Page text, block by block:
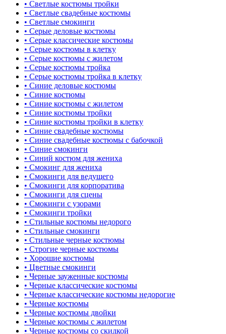
• Светлые костюмы тройки
• Светлые свадебные костюмы
• Светлые смокинги
• Серые деловые костюмы
• Серые классические костюмы
• Серые костюмы в клетку
• Серые костюмы с жилетом
• Серые костюмы тройка
• Серые костюмы тройка в клетку
• Синие деловые костюмы
• Синие костюмы
• Синие костюмы с жилетом
• Синие костюмы тройки
• Синие костюмы тройки в клетку
• Синие свадебные костюмы
• Синие свадебные костюмы с бабочкой
• Синие смокинги
• Синий костюм для жениха
• Смокинг для жениха
• Смокинги для ведущего
• Смокинги для корпоратива
• Смокинги для сцены
• Смокинги с узорами
• Смокинги тройки
• Стильные костюмы недорого
• Стильные смокинги
• Стильные черные костюмы
• Строгие черные костюмы
• Хорошие костюмы
• Цветные смокинги
• Черные зауженные костюмы
• Черные классические костюмы
• Черные классические костюмы недорогие
• Черные костюмы
• Черные костюмы двойки
• Черные костюмы с жилетом
• Черные костюмы со скидкой